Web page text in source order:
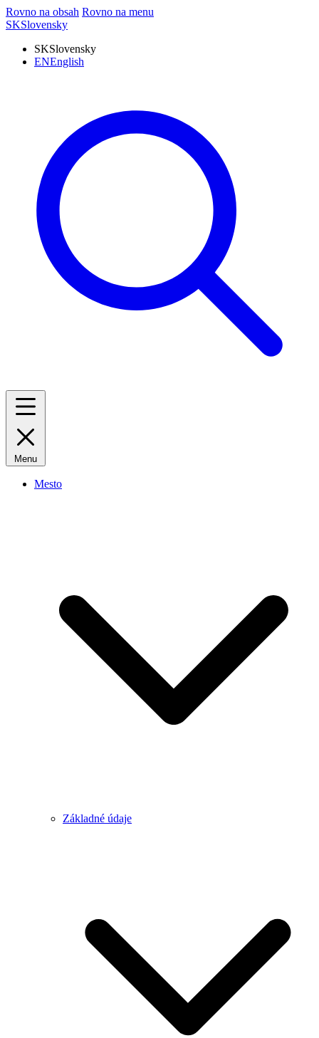
Rovno na obsah Rovno na menu
SKSlovensky
SKSlovensky
ENEnglish
Menu
Mesto
Základné údaje